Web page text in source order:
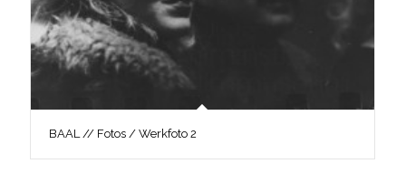
BAAL // Fotos / Werkfoto 2